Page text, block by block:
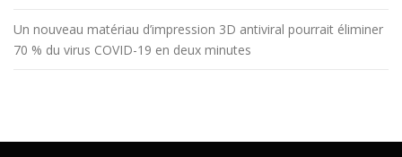
Un nouveau matériau d’impression 3D antiviral pourrait éliminer
70 % du virus COVID-19 en deux minutes